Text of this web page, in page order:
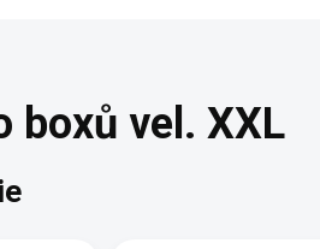
boxů vel. XXL